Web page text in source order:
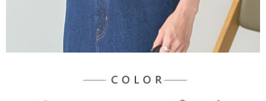
５．嚴禁一人註冊多個帳號或使用他人資訊註冊。若發現惡意使用之情形，
恩沛科技股份有限公司將有權停止該用戶之使用額度並採取法律行動。